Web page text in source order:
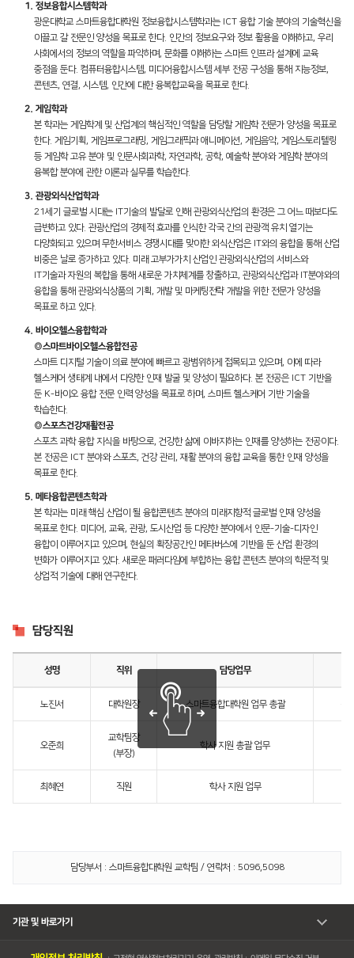
1. 정보융합시스템학과
광운대학교 스마트융합대학원 정보융합시스템학과는 ICT 융합 기술 분야의 기술혁신을
이끌고 갈 전문인 양성을 목표로 한다. 인간의 정보요구와 정보 활용을 이해하고, 우리
사회에서의 정보의 역할을 파악하며, 문화를 이해하는 스마트 인프라 설계에 교육
중점을 둔다. 컴퓨터융합시스템, 미디어융합시스템 세부 전공 구성을 통해 지능정보,
콘텐츠, 연결, 시스템, 인간에 대한 융복합교육을 목표로 한다.
2. 게임학과
본 학과는 게임학계 및 산업계의 핵심적인 역할을 담당할 게임학 전문가 양성을 목표로
한다. 게임기획, 게임프로그래밍, 게임그래픽과 애니메이션, 게임음악, 게임스토리텔링
등 게임학 고유 분야 및 인문사회과학, 자연과학, 공학, 예술학 분야와 게임학 분야의
융복합 분야에 관한 이론과 실무를 학습한다.
3. 관광외식산업학과
21세기 글로벌 시대는 IT기술의 발달로 인해 관광외식산업의 환경은 그 어느 때보다도
급변하고 있다. 관광산업의 경제적 효과를 인식한 각국 간의 관광객 유치 열기는
다양화되고 있으며 무한서비스 경쟁시대를 맞이한 외식산업은 IT와의 융합을 통해 산업
비중은 날로 증가하고 있다. 미래 고부가가치 산업인 관광외식산업의 서비스와
IT기술과 자원의 복합을 통해 새로운 가치체계를 창출하고, 관광외식산업과 IT분야와의
융합을 통해 관광외식상품의 기획, 개발 및 마케팅전략 개발을 위한 전문가 양성을
목표로 하고 있다.
4. 바이오헬스융합학과
◎스마트바이오헬스융합전공
스마트 디지털 기술이 의료 분야에 빠르고 광범위하게 접목되고 있으며, 이에 따라
헬스케어 생태계 내에서 다양한 인재 발굴 및 양성이 필요하다. 본 전공은 ICT 기반을
둔 K-바이오 융합 전문 인력 양성을 목표로 하며, 스마트 헬스케어 기반 기술을
학습한다.
◎스포츠건강재활전공
스포츠 과학 융합 지식을 바탕으로, 건강한 삶에 이바지하는 인재를 양성하는 전공이다.
본 전공은 ICT 분야와 스포츠, 건강 관리, 재활 분야의 융합 교육을 통한 인재 양성을
목표로 한다.
5. 메타융합콘텐츠학과
본 학과는 미래 핵심 산업이 될 융합콘텐츠 분야의 미래지향적 글로벌 인재 양성을
목표로 한다. 미디어, 교육, 관광, 도시산업 등 다양한 분야에서 인문-기술-디자인
융합이 이루어지고 있으며, 현실의 확장공간인 메타버스에 기반을 둔 산업 환경의
변화가 이루어지고 있다. 새로운 패러다임에 부합하는 융합 콘텐츠 분야의 학문적 및
상업적 기술에 대해 연구한다.
담당직원
성명 직위 담당업무
노진서 대학원장 스마트융합대학원 업무 총괄
오준희
교학팀장
(부장)
학사 지원 총괄 업무
최혜연 직원 학사 지원 업무
담당부서 : 스마트융합대학원 교학팀 / 연락처 : 5096,5098
기관 및 바로가기